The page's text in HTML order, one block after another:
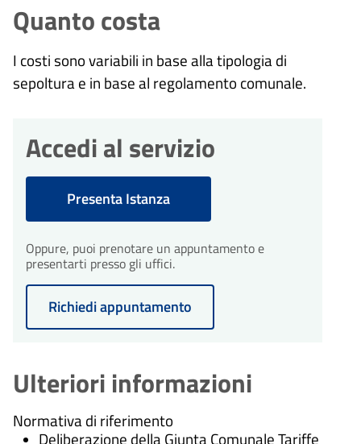
Quanto costa
I costi sono variabili in base alla tipologia di
sepoltura e in base al regolamento comunale.
Accedi al servizio
Presenta Istanza
Oppure, puoi prenotare un appuntamento e
presentarti presso gli uffici.
Richiedi appuntamento
Ulteriori informazioni
Normativa di riferimento
Deliberazione della Giunta Comunale Tariffe